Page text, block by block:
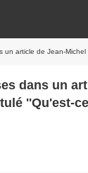
de Jean-Michel Maulpoix
dans un
''Qu'est-